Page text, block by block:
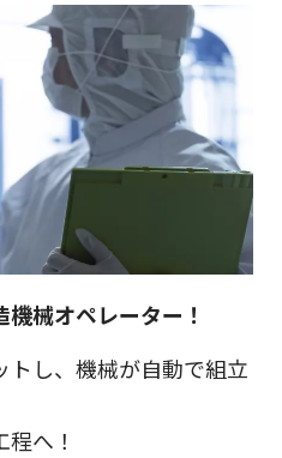
械オペレーター！
し、機械が自動で組立
へ！